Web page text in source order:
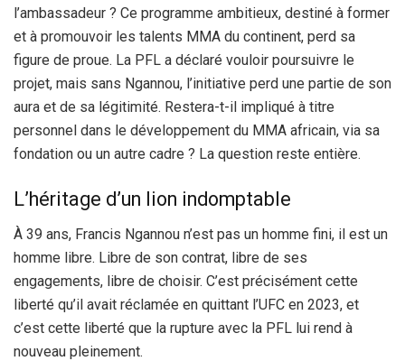
l’ambassadeur ? Ce programme ambitieux, destiné à former
et à promouvoir les talents MMA du continent, perd sa
figure de proue. La PFL a déclaré vouloir poursuivre le
projet, mais sans Ngannou, l’initiative perd une partie de son
aura et de sa légitimité. Restera-t-il impliqué à titre
personnel dans le développement du MMA africain, via sa
fondation ou un autre cadre ? La question reste entière.
L’héritage d’un lion indomptable
À 39 ans, Francis Ngannou n’est pas un homme fini, il est un
homme libre. Libre de son contrat, libre de ses
engagements, libre de choisir. C’est précisément cette
liberté qu’il avait réclamée en quittant l’UFC en 2023, et
c’est cette liberté que la rupture avec la PFL lui rend à
nouveau pleinement.